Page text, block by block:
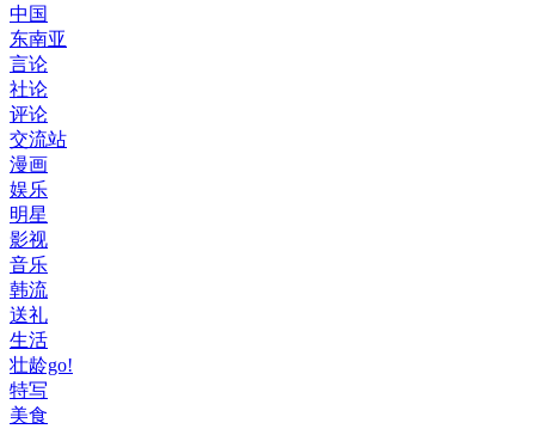
中国
东南亚
言论
社论
评论
交流站
漫画
娱乐
明星
影视
音乐
韩流
送礼
生活
壮龄go!
特写
美食